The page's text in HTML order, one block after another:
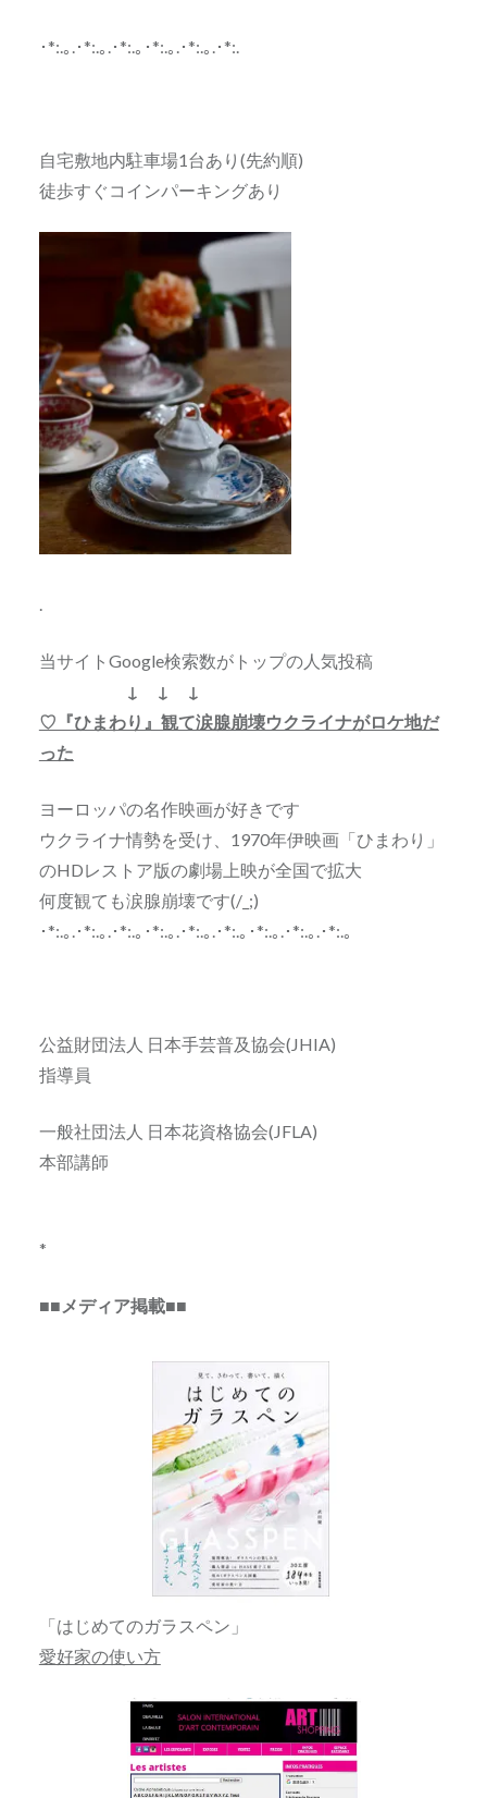
･*:.｡.･*:.｡.･*:.｡･*:.｡.･*:.｡.･*:.
自宅敷地内駐車場1台あり(先約順)
徒歩すぐコインパーキングあり
.
当サイトGoogle検索数がトップの人気投稿
↓ ↓ ↓
♡『ひまわり』観て涙腺崩壊ウクライナがロケ地だ
った
ヨーロッパの名作映画が好きです
ウクライナ情勢を受け、1970年伊映画「ひまわり」
のHDレストア版の劇場上映が全国で拡大
何度観ても涙腺崩壊です(/_;)
･*:.｡.･*:.｡.･*:.｡･*:.｡.･*:.｡.･*:.｡･*:.｡.･*:.｡.･*:.｡
公益財団法人 日本手芸普及協会(JHIA)
指導員
一般社団法人 日本花資格協会(JFLA)
本部講師
*
■■メディア掲載■■
「はじめてのガラスペン」
愛好家の使い方